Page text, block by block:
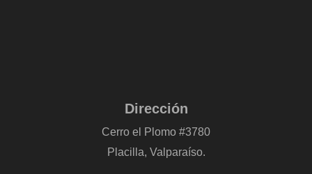
Dirección
Cerro el Plomo #3780
Placilla, Valparaíso.